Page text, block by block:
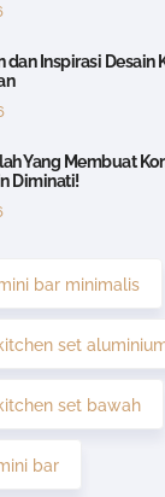
dan Inspirasi Desain
Yang Membuat
Diminati!
bar minimalis
set
set bawah
bar